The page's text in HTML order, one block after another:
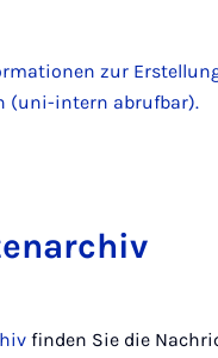
zur
(uni-intern abrufbar).
finden Sie die